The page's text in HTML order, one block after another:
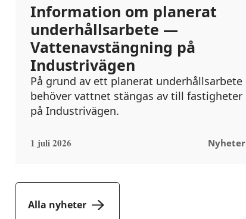
Information om planerat
underhållsarbete —
Vattenavstängning på
Industrivägen
På grund av ett planerat underhållsarbete
behöver vattnet stängas av till fastigheter
på Industrivägen.
1 juli 2026 Nyheter
Alla nyheter